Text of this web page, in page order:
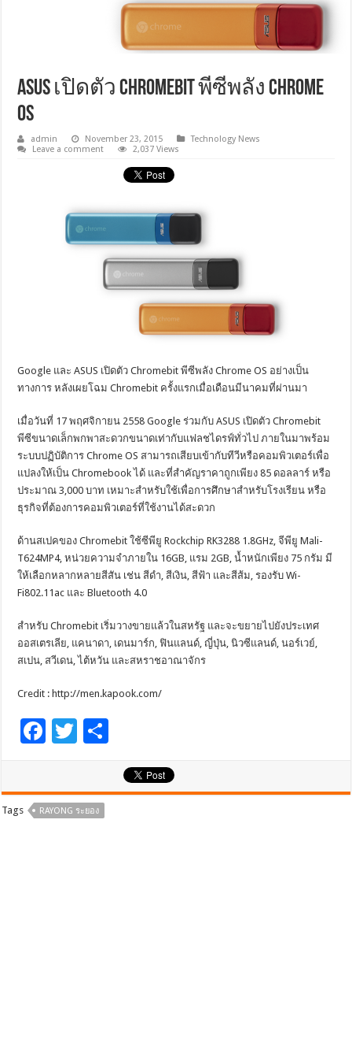
ASUS เปิดตัว Chromebit พีซีพลัง Chrome
OS
admin November 23, 2015
Technology News
Leave a comment
2,037 Views
Google และ ASUS เปิดตัว Chromebit พีซีพลัง Chrome OS อย่างเป็น
ทางการ หลังเผยโฉม Chromebit ครั้งแรกเมื่อเดือนมีนาคมที่ผ่านมา
เมื่อวันที่ 17 พฤศจิกายน 2558 Google ร่วมกับ ASUS เปิดตัว Chromebit
พีซีขนาดเล็กพกพาสะดวกขนาดเท่ากับแฟลชไดรฟ์ทั่วไป ภายในมาพร้อม
ระบบปฏิบัติการ Chrome OS สามารถเสียบเข้ากับทีวีหรือคอมพิวเตอร์เพื่อ
แปลงให้เป็น Chromebook ได้ และที่สำคัญราคาถูกเพียง 85 ดอลลาร์ หรือ
ประมาณ 3,000 บาท เหมาะสำหรับใช้เพื่อการศึกษาสำหรับโรงเรียน หรือ
ธุรกิจที่ต้องการคอมพิวเตอร์ที่ใช้งานได้สะดวก
ด้านสเปคของ Chromebit ใช้ซีพียู Rockchip RK3288 1.8GHz, จีพียู Mali-
T624MP4, หน่วยความจำภายใน 16GB, แรม 2GB, น้ำหนักเพียง 75 กรัม มี
ให้เลือกหลากหลายสีสัน เช่น สีดำ, สีเงิน, สีฟ้า และสีส้ม, รองรับ Wi-
Fi802.11ac และ Bluetooth 4.0
สำหรับ Chromebit เริ่มวางขายแล้วในสหรัฐ และจะขยายไปยังประเทศ
ออสเตรเลีย, แคนาดา, เดนมาร์ก, ฟินแลนด์, ญี่ปุ่น, นิวซีแลนด์, นอร์เวย์,
สเปน, สวีเดน, ไต้หวัน และสหราชอาณาจักร
Credit : http://men.kapook.com/
F
b
T
er
ar
Tags RAYONG ระยอง